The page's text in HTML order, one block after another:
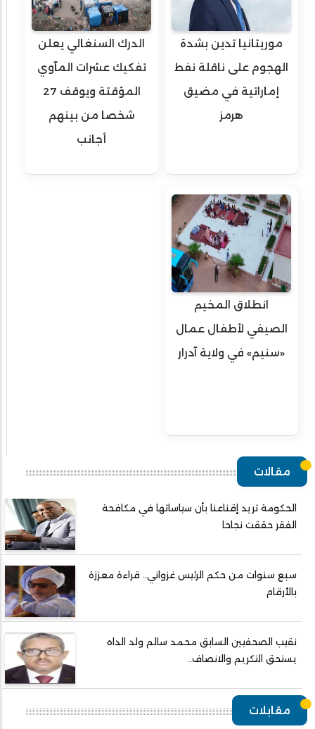
موريتانيا تدين بشدة
الهجوم على ناقلة نفط
إماراتية في مضيق
هرمز
الدرك السنغالي يعلن
تفكيك عشرات المآوي
المؤقتة ويوقف 27
شخصا من بينهم
أجانب
انطلاق المخيم
الصيفي لأطفال عمال
«سنيم» في ولاية آدرار
مقالات
الحكومة تريد إقناعنا بأن سياساتها في مكافحة
الفقر حققت نجاحا
سبع سنوات من حكم الرئيس غزواني.. قراءة معززة
بالأرقام
نقيب الصحفيين السابق محمد سالم ولد الداه
يستحق التكريم والانصاف..
مقابلات